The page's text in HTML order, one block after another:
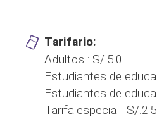
Tarifario:
Adultos : S/.5.0
Estudiantes de
Estudiantes de
Tarifa especial : S/.2.5